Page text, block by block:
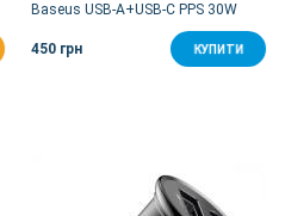
Baseus USB-A+USB-C PPS 30W
PD3.0, QC4.0+, SCP, QC3.0, AFC -
Black
450 грн КУПИТИ